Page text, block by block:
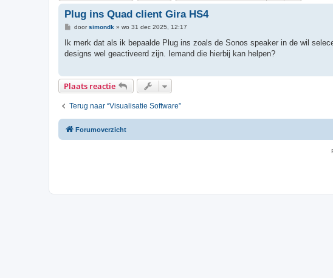
Plug ins Quad client Gira HS4
B
c
doorsimondk » wo 31 dec 2025, 12:17
Ik merk dat als ik bepaalde Plug ins zoals de Sonos speaker in de wil
designs wel geactiveerd zijn. Iemand die hierbij kan helpen?
Plaats reactie
Terug naar “Visualisatie Software”
Forumoverzicht